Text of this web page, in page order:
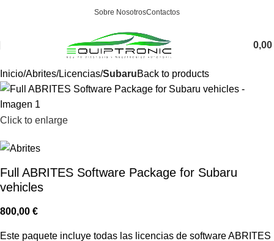
Sobre NosotrosContactos
0,00
Inicio Abrites Licencias SubaruBack to products
Click to enlarge
Full ABRITES Software Package for Subaru
vehicles
800,00 €
Este paquete incluye todas las licencias de software ABRITES